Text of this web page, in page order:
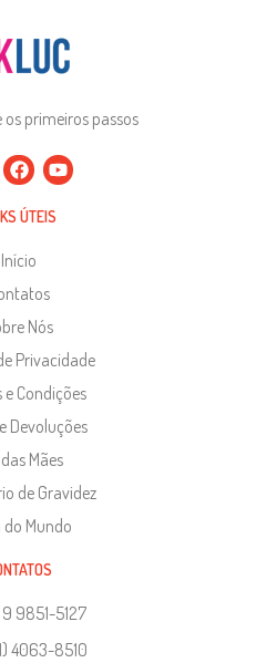
os primeiros passos
ÚTEIS
Início
Nós
Privacidade
e Condições
Devoluções
Mães
de Gravidez
do Mundo
9 9851-5127
4063-8510